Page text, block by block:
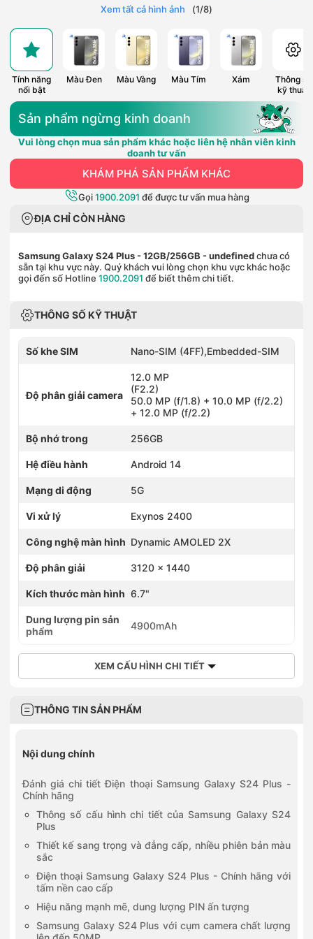
Xem tất cả hình ảnh (1/8)
Tính năng
nổi bật
Màu Đen Màu Vàng Màu Tím Xám
Thông số
kỹ thuật
Sản phẩm ngừng kinh doanh
Vui lòng chọn mua sản phẩm khác hoặc liên hệ nhân viên kinh
doanh tư vấn
KHÁM PHÁ SẢN PHẨM KHÁC
Gọi1900.2091 để được tư vấn mua hàng
ĐỊA CHỈ CÒN HÀNG
Samsung Galaxy S24 Plus - 12GB/256GB - undefinedchưa có
sẵn tại khu vực này. Quý khách vui lòng chọn khu vực khác hoặc
gọi đến số Hotline 1900.2091 để biết thêm chi tiết.
THÔNG SỐ KỸ THUẬT
Số khe SIM Nano-SIM (4FF),Embedded-SIM
Độ phân giải camera
12.0 MP
(F2.2)
50.0 MP (f/1.8) + 10.0 MP (f/2.2)
+ 12.0 MP (f/2.2)
Bộ nhớ trong 256GB
Hệ điều hành Android 14
Mạng di động 5G
Vi xử lý Exynos 2400
Công nghệ màn hình Dynamic AMOLED 2X
Độ phân giải 3120 x 1440
Kích thước màn hình 6.7"
Dung lượng pin sản
phẩm
4900mAh
XEM CẤU HÌNH CHI TIẾT
THÔNG TIN SẢN PHẨM
Nội dung chính
Đánh giá chi tiết Điện thoại Samsung Galaxy S24 Plus -
Chính hãng
Thông số cấu hình chi tiết của Samsung Galaxy S24
Plus
Thiết kế sang trọng và đẳng cấp, nhiều phiên bản màu
sắc
Điện thoại Samsung Galaxy S24 Plus - Chính hãng với
tấm nền cao cấp
Hiệu năng mạnh mẽ, dung lượng PIN ấn tượng
Samsung Galaxy S24 Plus với cụm camera chất lượng